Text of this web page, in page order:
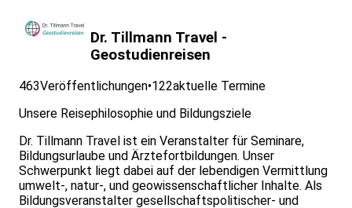
Dr. Tillmann Travel -
Geostudienreisen
463Veröffentlichungen•122aktuelle Termine
Unsere Reisephilosophie und Bildungsziele
Dr. Tillmann Travel ist ein Veranstalter für Seminare,
Bildungsurlaube und Ärztefortbildungen. Unser
Schwerpunkt liegt dabei auf der lebendigen Vermittlung
umwelt-, natur-, und geowissenschaftlicher Inhalte. Als
Bildungsveranstalter gesellschaftspolitischer- und